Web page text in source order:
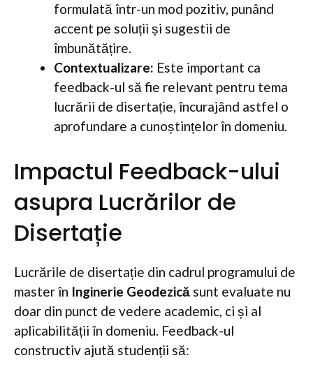
formulată într-un mod pozitiv, punând
accent pe soluții și sugestii de
îmbunătățire.
Contextualizare: Este important ca
feedback-ul să fie relevant pentru tema
lucrării de disertație, încurajând astfel o
aprofundare a cunoștințelor în domeniu.
Impactul Feedback-ului
asupra Lucrărilor de
Disertație
Lucrările de disertație din cadrul programului de
master în Inginerie Geodezică sunt evaluate nu
doar din punct de vedere academic, ci și al
aplicabilității în domeniu. Feedback-ul
constructiv ajută studenții să: